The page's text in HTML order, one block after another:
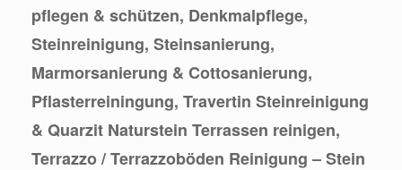
pflegen & schützen, Denkmalpflege,
Steinreinigung, Steinsanierung,
Marmorsanierung & Cottosanierung,
Pflasterreiningung, Travertin Steinreinigung
& Quarzit Naturstein Terrassen reinigen,
Terrazzo / Terrazzoböden Reinigung – Stein